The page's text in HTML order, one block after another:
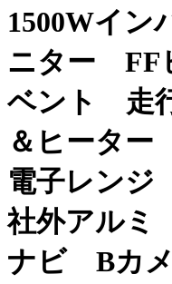
1500Wイ
ニター FF
ベント 走
＆ヒータ
電子レン
社外アル
ナビ Bカ